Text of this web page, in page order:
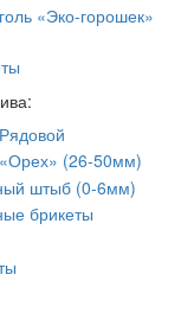
«Эко-горошек»
(26-50мм)
штыб (0-6мм)
брикеты